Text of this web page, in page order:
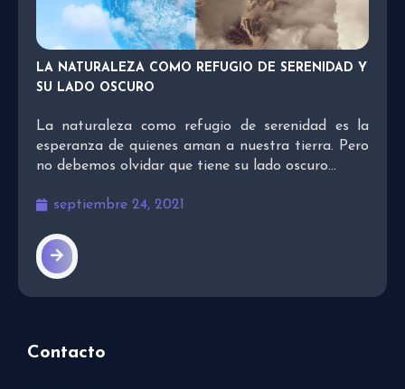
LA NATURALEZA COMO REFUGIO DE SERENIDAD Y
SU LADO OSCURO
La naturaleza como refugio de serenidad es la
esperanza de quienes aman a nuestra tierra. Pero
no debemos olvidar que tiene su lado oscuro...
septiembre 24, 2021
Contacto